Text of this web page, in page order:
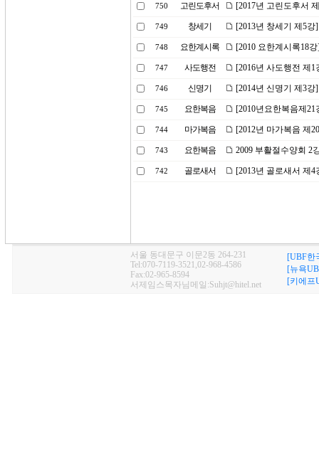
750 고린도후서 [2017년 고린도후서
749 창세기 [2013년 창세기 제5
748 요한계시록 [2010 요한계시록18
747 사도행전 [2016년 사도행전 제
746 신명기 [2014년 신명기 제3
745 요한복음 [2010년요한복음제
744 마가복음 [2012년 마가복음 제
743 요한복음 2009 부활절수양회 2
742 골로새서 [2013년 골로새서 제
서울 동대문구 이문2동 264-231
Tel:070-7119-3521,02-968-4586
Fax:02-965-8594
서제임스목자님메일:Suhjt@hitel.net
[UBF한
[뉴욕
[키에프